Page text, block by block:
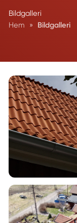
Bildgalleri
Hem
» Bildgalleri